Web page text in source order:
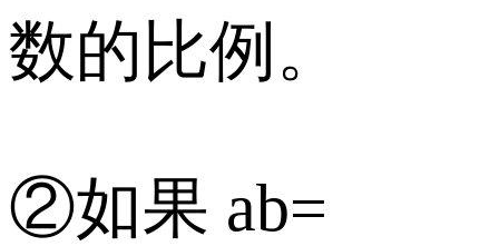
数的比例。
②如果 ab=